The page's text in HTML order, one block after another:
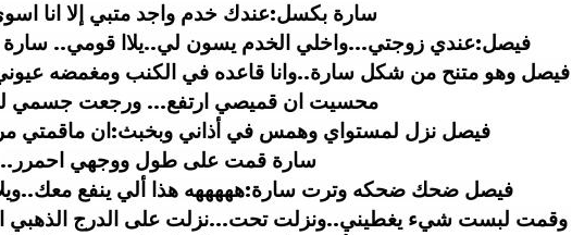
سارة بكسل:عندك خدم واجد متبي إلا انا
فيصل:عندي زوجتي...واخلي الخدم يسون لي..يلاا قومي.. سارة
فيصل وهو متنح من شكل سارة..وانا قاعده في الكنب ومغمضه
محسيت ان قميصي ارتفع... ورجعت جسمي
فيصل نزل لمستواي وهمس في أذاني وبخبث:ان ماقمتي
سارة قمت على طول ووجهي احمرر ..
فيصل ضحك ضحكه وترت سارة:هههههه هذا ألي ينفع
وقمت لبست شيء يغطيني..ونزلت تحت...نزلت على الدرج الذهبي